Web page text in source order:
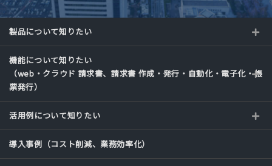
製品について知りたい
機能について知りたい
（web・クラウド 請求書、請求書 作成・発行・自動化・電子化・帳
票発行）
活用例について知りたい
導入事例（コスト削減、業務効率化）